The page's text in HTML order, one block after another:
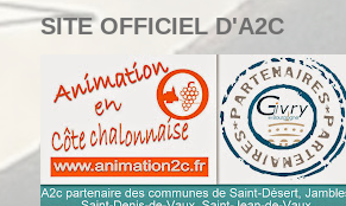
SITE OFFICIEL D'A2C